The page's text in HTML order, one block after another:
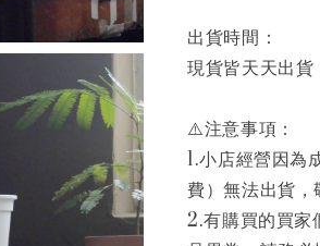
出貨時間：
現貨皆天天出
⚠️注意事項：
1.小店經營因為
費）無法出貨，
2.有購買的買家